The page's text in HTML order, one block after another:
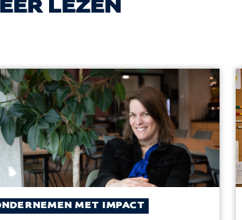
LEZEN
MET IMPACT